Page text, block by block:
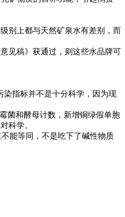
别上都与天然矿泉水有差别，而
见稿》获通过，则这些水品牌可
指标并不是十分科学，因为现
菌和酵母计数，新增铜绿假单胞
科学。
能等同，不是吃下了碱性物质